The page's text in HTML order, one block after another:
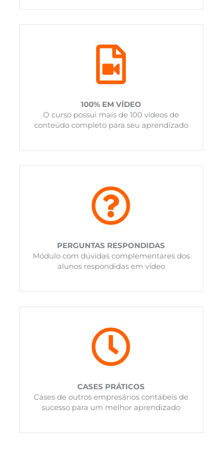
100% EM VÍDEO
O curso possui mais de 100 vídeos de
conteúdo completo para seu aprendizado
PERGUNTAS RESPONDIDAS
Módulo com dúvidas complementares dos
alunos respondidas em vídeo
CASES PRÁTICOS
Cases de outros empresários contábeis de
sucesso para um melhor aprendizado